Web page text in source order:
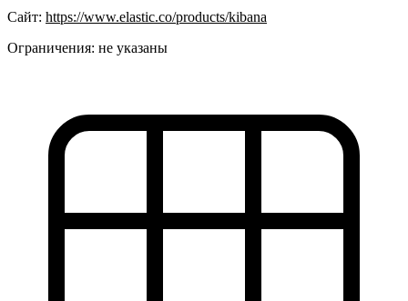
Сайт: https://www.elastic.co/products/kibana
Ограничения: не указаны